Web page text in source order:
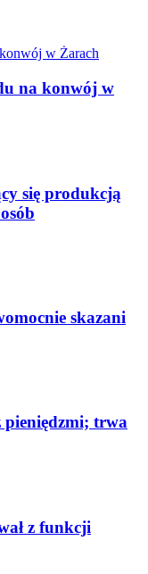
na konwój w
się produkcją
skazani
trwa
z funkcji